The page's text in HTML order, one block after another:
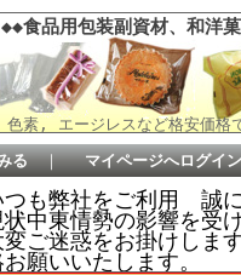
食品用包装副資材、和洋
色素, エージレスなど格安価格
る ｜ マイページへログイン
つも弊社をご利用 誠
状中東情勢の影響を受
変ご迷惑をお掛けし
願いいたします。